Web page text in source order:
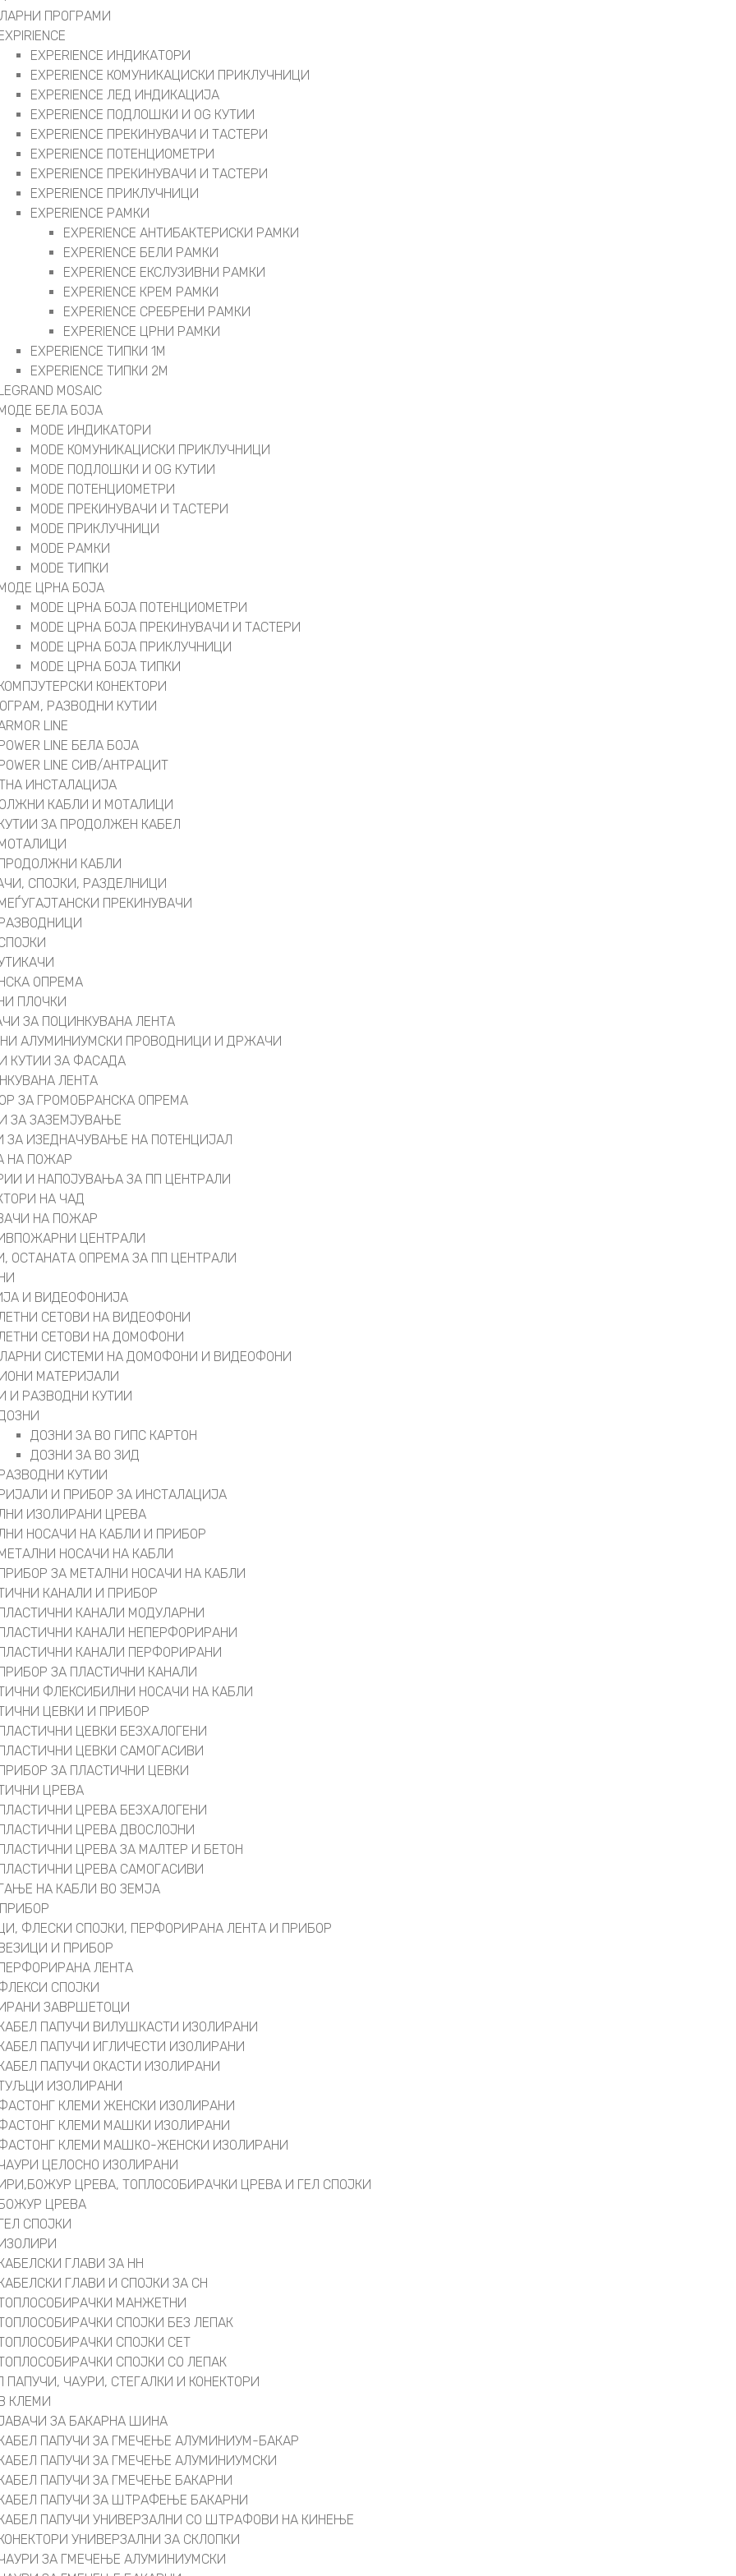
ПРОГРАМИ
EXPERIENCE ИНДИКАТОРИ
EXPERIENCE КОМУНИКАЦИСКИ ПРИКЛУЧНИЦИ
EXPERIENCE ЛЕД ИНДИКАЦИЈА
EXPERIENCE ПОДЛОШКИ И OG КУТИИ
EXPERIENCE ПРЕКИНУВАЧИ И ТАСТЕРИ
EXPERIENCE ПОТЕНЦИОМЕТРИ
EXPERIENCE ПРЕКИНУВАЧИ И ТАСТЕРИ
EXPERIENCE ПРИКЛУЧНИЦИ
EXPERIENCE РАМКИ
EXPERIENCE АНТИБАКТЕРИСКИ РАМКИ
EXPERIENCE БЕЛИ РАМКИ
EXPERIENCE ЕКСЛУЗИВНИ РАМКИ
EXPERIENCE КРЕМ РАМКИ
EXPERIENCE СРЕБРЕНИ РАМКИ
EXPERIENCE ЦРНИ РАМКИ
EXPERIENCE ТИПКИ 1M
EXPERIENCE ТИПКИ 2М
MOSAIC
БЕЛА БОЈА
MODE ИНДИКАТОРИ
MODE КОМУНИКАЦИСКИ ПРИКЛУЧНИЦИ
MODE ПОДЛОШКИ И OG КУТИИ
MODE ПОТЕНЦИОМЕТРИ
MODE ПРEКИНУВАЧИ И ТАСТЕРИ
MODE ПРИКЛУЧНИЦИ
MODE РАМКИ
MODE ТИПКИ
ЦРНА БОЈА
MODE ЦРНА БОЈА ПОТЕНЦИОМЕТРИ
MODE ЦРНА БОЈА ПРЕКИНУВАЧИ И ТАСТЕРИ
MODE ЦРНА БОЈА ПРИКЛУЧНИЦИ
MODE ЦРНА БОЈА ТИПКИ
КОНЕКТОРИ
РАЗВОДНИ КУТИИ
LINE
LINE БЕЛА БОЈА
LINE СИВ/АНТРАЦИТ
ИНСТАЛАЦИЈА
КАБЛИ И МОТАЛИЦИ
ЗА ПРОДОЛЖЕН КАБЕЛ
КАБЛИ
СПОЈКИ, РАЗДЕЛНИЦИ
ПРЕКИНУВАЧИ
ОПРЕМА
ПЛОЧКИ
ЗА ПОЦИНКУВАНА ЛЕНТА
АЛУМИНИУМСКИ ПРОВОДНИЦИ И ДРЖАЧИ
КУТИИ ЗА ФАСАДА
ЛЕНТА
ЗА ГРОМОБРАНСКА ОПРЕМА
ЗА ЗАЗЕМЈУВАЊЕ
ИЗЕДНАЧУВАЊЕ НА ПОТЕНЦИЈАЛ
НА ПОЖАР
И НАПОЈУВАЊА ЗА ПП ЦЕНТРАЛИ
НА ЧАД
НА ПОЖАР
ЦЕНТРАЛИ
ОСТАНАТА ОПРЕМА ЗА ПП ЦЕНТРАЛИ
И ВИДЕОФОНИЈА
СЕТОВИ НА ВИДЕОФОНИ
СЕТОВИ НА ДОМОФОНИ
СИСТЕМИ НА ДОМОФОНИ И ВИДЕОФОНИ
МАТЕРИЈАЛИ
И РАЗВОДНИ КУТИИ
ДОЗНИ ЗА ВО ГИПС КАРТОН
ДОЗНИ ЗА ВО ЗИД
КУТИИ
И ПРИБОР ЗА ИНСТАЛАЦИЈА
ИЗОЛИРАНИ ЦРЕВА
НОСАЧИ НА КАБЛИ И ПРИБОР
НОСАЧИ НА КАБЛИ
ЗА МЕТАЛНИ НОСАЧИ НА КАБЛИ
КАНАЛИ И ПРИБОР
КАНАЛИ МОДУЛАРНИ
КАНАЛИ НЕПЕРФОРИРАНИ
КАНАЛИ ПЕРФОРИРАНИ
ЗА ПЛАСТИЧНИ КАНАЛИ
ФЛЕКСИБИЛНИ НОСАЧИ НА КАБЛИ
ЦЕВКИ И ПРИБОР
ЦЕВКИ БЕЗХАЛОГЕНИ
ЦЕВКИ САМОГАСИВИ
ЗА ПЛАСТИЧНИ ЦЕВКИ
ЦРЕВА
ЦРЕВА БЕЗХАЛОГЕНИ
ЦРЕВА ДВОСЛОЈНИ
ЦРЕВА ЗА МАЛТЕР И БЕТОН
ЦРЕВА САМОГАСИВИ
НА КАБЛИ ВО ЗЕМЈА
ФЛЕСКИ СПОЈКИ, ПЕРФОРИРАНА ЛЕНТА И ПРИБОР
И ПРИБОР
ЛЕНТА
СПОЈКИ
ЗАВРШЕТОЦИ
ПАПУЧИ ВИЛУШКАСТИ ИЗОЛИРАНИ
ПАПУЧИ ИГЛИЧЕСТИ ИЗОЛИРАНИ
ПАПУЧИ ОКАСТИ ИЗОЛИРАНИ
ИЗОЛИРАНИ
КЛЕМИ ЖЕНСКИ ИЗОЛИРАНИ
КЛЕМИ МАШКИ ИЗОЛИРАНИ
КЛЕМИ МАШКO-ЖЕНСКИ ИЗОЛИРАНИ
ЦЕЛОСНО ИЗОЛИРАНИ
ЦРЕВА, ТОПЛОСОБИРАЧКИ ЦРЕВА И ГЕЛ СПОЈКИ
ЦРЕВА
СПОЈКИ
ГЛАВИ ЗА НН
ГЛАВИ И СПОЈКИ ЗА СН
МАНЖЕТНИ
СПОЈКИ БЕЗ ЛЕПАК
СПОЈКИ СЕТ
СПОЈКИ СО ЛЕПАК
ПАПУЧИ, ЧАУРИ, СТЕГАЛКИ И КОНЕКТОРИ
КЛЕМИ
ЗА БАКАРНА ШИНА
ПАПУЧИ ЗА ГМЕЧЕЊЕ АЛУМИНИУМ-БАКАР
ПАПУЧИ ЗА ГМЕЧЕЊЕ АЛУМИНИУМСКИ
ПАПУЧИ ЗА ГМЕЧЕЊЕ БАКАРНИ
ПАПУЧИ ЗА ШТРАФЕЊЕ БАКАРНИ
ПАПУЧИ УНИВЕРЗАЛНИ СО ШТРАФОВИ НА КИНЕЊЕ
УНИВЕРЗАЛНИ ЗА СКЛОПКИ
ЗА ГМЕЧЕЊЕ АЛУМИНИУМСКИ